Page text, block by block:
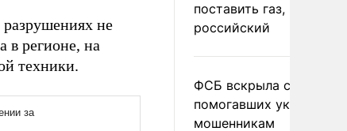
не
в регионе, на
техники.
поставить газ, но не
российский
ФСБ вскрыла сеть
помогавших
мошенникам